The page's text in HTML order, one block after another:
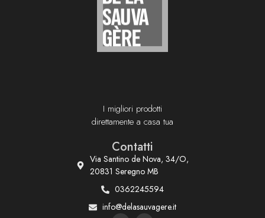
I migliori prodotti
direttamente a casa tua
Contatti
Via Santino de Nova, 34/O,
20831 Seregno MB
0362245594
info@delasauvagere.it